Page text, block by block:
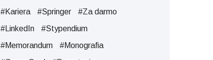
#Kariera
#Springer
#Za darmo
#LinkedIn
#Stypendium
#Memorandum
#Monografia